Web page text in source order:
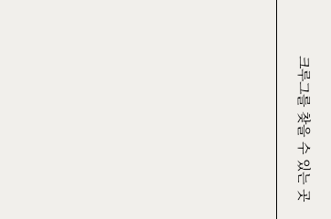
크루그를 찾을 수 있는 곳